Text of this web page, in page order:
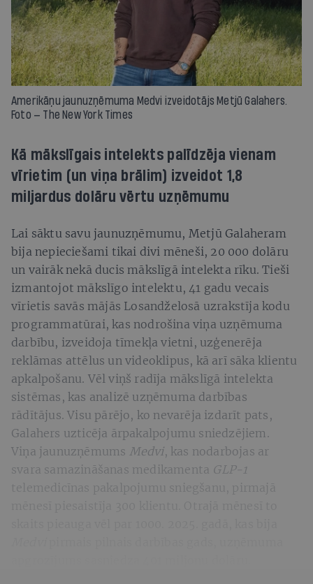
Amerikāņu jaunuzņēmuma Medvi izveidotājs Metjū Galahers.
Foto — The New York Times
Kā mākslīgais intelekts palīdzēja vienam
vīrietim (un viņa brālim) izveidot 1,8
miljardus dolāru vērtu uzņēmumu
Lai sāktu savu jaunuzņēmumu, Metjū Galaheram
bija nepieciešami tikai divi mēneši, 20 000 dolāru
un vairāk nekā ducis mākslīgā intelekta rīku. Tieši
izmantojot mākslīgo intelektu, 41 gadu vecais
vīrietis savās mājās Losandželosā uzrakstīja kodu
programmatūrai, kas nodrošina viņa uzņēmuma
darbību, izveidoja tīmekļa vietni, uzģenerēja
reklāmas attēlus un videoklipus, kā arī sāka klientu
apkalpošanu. Vēl viņš radīja mākslīgā intelekta
sistēmas, kas analizē uzņēmuma darbības
rādītājus. Visu pārējo, ko nevarēja izdarīt pats,
Galahers uzticēja ārpakalpojumu sniedzējiem.
Viņa jaunuzņēmums Medvi, kas nodarbojas ar
svara samazināšanas medikamenta GLP-1
telemedicīnas pakalpojumu sniegšanu, pirmajā